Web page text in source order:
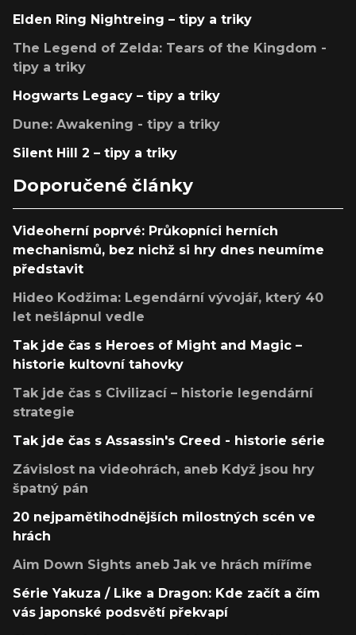
Elden Ring Nightreing – tipy a triky
The Legend of Zelda: Tears of the Kingdom -
tipy a triky
Hogwarts Legacy – tipy a triky
Dune: Awakening - tipy a triky
Silent Hill 2 – tipy a triky
Doporučené články
Videoherní poprvé: Průkopníci herních
mechanismů, bez nichž si hry dnes neumíme
představit
Hideo Kodžima: Legendární vývojář, který 40
let nešlápnul vedle
Tak jde čas s Heroes of Might and Magic –
historie kultovní tahovky
Tak jde čas s Civilizací – historie legendární
strategie
Tak jde čas s Assassin's Creed - historie série
Závislost na videohrách, aneb Když jsou hry
špatný pán
20 nejpamětihodnějších milostných scén ve
hrách
Aim Down Sights aneb Jak ve hrách míříme
Série Yakuza / Like a Dragon: Kde začít a čím
vás japonské podsvětí překvapí